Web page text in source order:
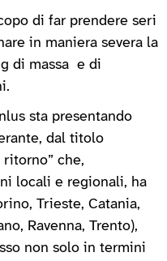
di far prendere seri
in maniera severa la
di massa e di
sta presentando
dal titolo
ritorno” che,
locali e regionali, ha
Trieste, Catania,
Ravenna, Trento),
non solo in termini